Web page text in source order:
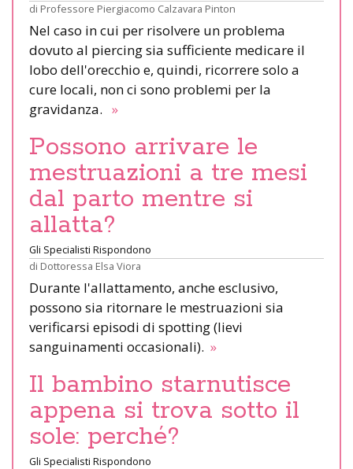
di Professore Piergiacomo Calzavara Pinton
Nel caso in cui per risolvere un problema
dovuto al piercing sia sufficiente medicare il
lobo dell'orecchio e, quindi, ricorrere solo a
cure locali, non ci sono problemi per la
gravidanza. »
Possono arrivare le
mestruazioni a tre mesi
dal parto mentre si
allatta?
Gli Specialisti Rispondono
di Dottoressa Elsa Viora
Durante l'allattamento, anche esclusivo,
possono sia ritornare le mestruazioni sia
verificarsi episodi di spotting (lievi
sanguinamenti occasionali). »
Il bambino starnutisce
appena si trova sotto il
sole: perché?
Gli Specialisti Rispondono